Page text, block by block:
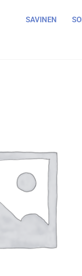
SAVINEN